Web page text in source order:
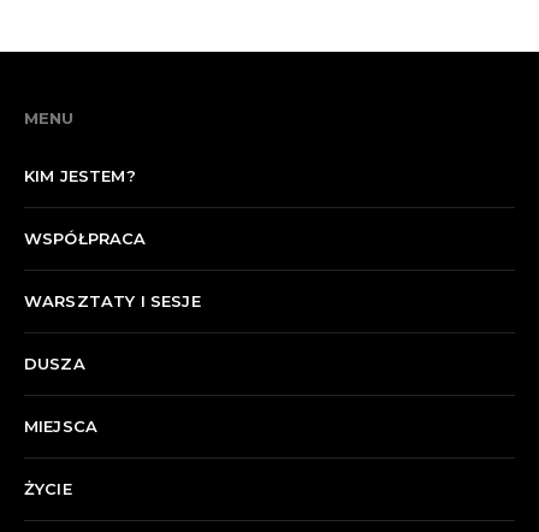
MENU
KIM JESTEM?
WSPÓŁPRACA
WARSZTATY I SESJE
DUSZA
MIEJSCA
ŻYCIE